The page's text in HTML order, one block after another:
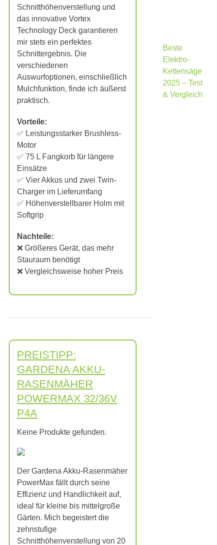
Schnitthöhenverstellung und
das innovative Vortex
Technology Deck garantieren
mir stets ein perfektes
Schnittergebnis. Die
verschiedenen
Auswurfoptionen, einschließlich
Mulchfunktion, finde ich äußerst
praktisch.
Vorteile:
✅ Leistungsstarker Brushless-
Motor
✅ 75 L Fangkorb für längere
Einsätze
✅ Vier Akkus und zwei Twin-
Charger im Lieferumfang
✅ Höhenverstellbarer Holm mit
Softgrip
Nachteile:
❌ Größeres Gerät, das mehr
Stauraum benötigt
❌ Vergleichsweise hoher Preis
PREISTIPP:
GARDENA AKKU-
RASENMÄHER
POWERMAX 32/36V
P4A
Keine Produkte gefunden.
Der Gardena Akku-Rasenmäher
PowerMax fällt durch seine
Effizienz und Handlichkeit auf,
ideal für kleine bis mittelgroße
Gärten. Mich begeistert die
zehnstufige
Schnitthöhenverstellung von 20
Beste
Elektro-
Kettensäge
2025 – Test
& Vergleich